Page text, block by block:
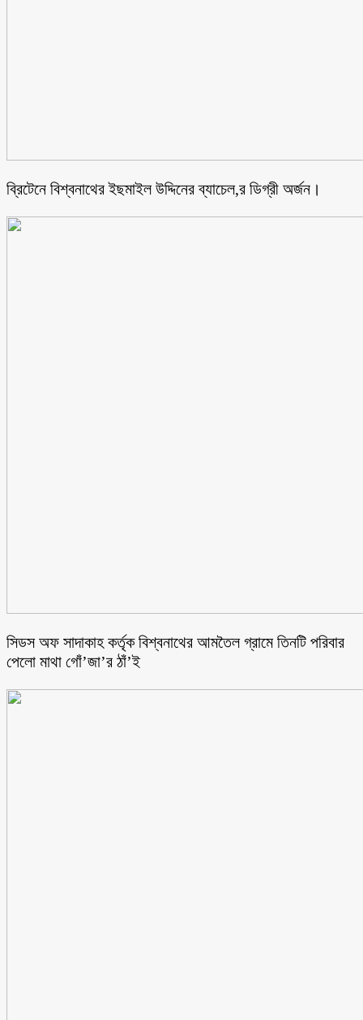
ব্রিটেনে বিশ্বনাথের ইছমাইল উদ্দিনের ব্যাচেল,র ডিগ্রী অর্জন।
সিডস অফ সাদাকাহ কর্তৃক বিশ্বনাথের আমতৈল গ্রামে তিনটি পরিবার
পেলো মাথা গোঁ’জা’র ঠাঁ’ই